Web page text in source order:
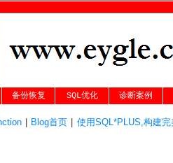
备份恢复 SQL优化 诊断案例
| Blog首页 使用SQL*PLUS,构建